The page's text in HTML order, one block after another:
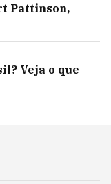
Pattinson,
Veja o que